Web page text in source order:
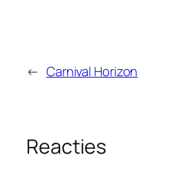
← Carnival Horizon
Reacties